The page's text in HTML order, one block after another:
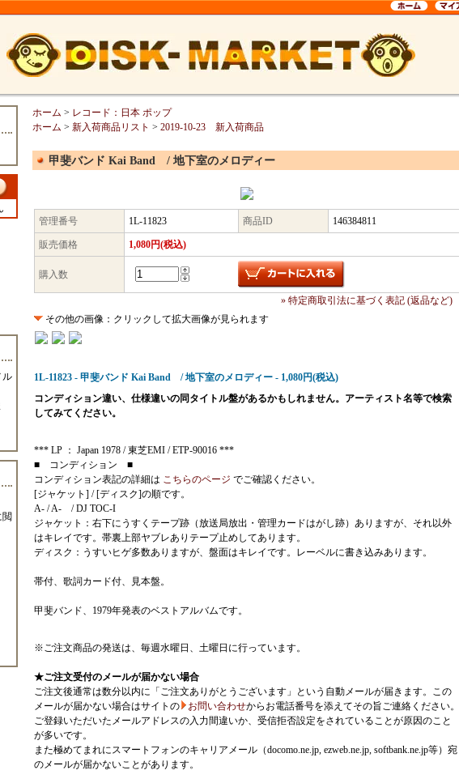
ル
閲
ホーム > レコード：日本 ポップ
ホーム > 新入荷商品リスト > 2019-10-23 新入荷商品
甲斐バンド Kai Band / 地下室のメロディー
管理番号 1L-11823 商品ID 146384811
販売価格 1,080円(税込)
購入数
» 特定商取引法に基づく表記 (返品など)
その他の画像：クリックして拡大画像が見られます
1L-11823 - 甲斐バンド Kai Band / 地下室のメロディー - 1,080円(税込)
コンディション違い、仕様違いの同タイトル盤があるかもしれません。アーティスト名等で検索
してみてください。
*** LP ： Japan 1978 / 東芝EMI / ETP-90016 ***
■ コンディション ■
コンディション表記の詳細は こちらのページ でご確認ください。
[ジャケット] / [ディスク]の順です。
A- / A- / DJ TOC-I
ジャケット：右下にうすくテープ跡（放送局放出・管理カードはがし跡）ありますが、それ以外
はキレイです。帯裏上部ヤブレありテープ止めしてあります。
ディスク：うすいヒゲ多数ありますが、盤面はキレイです。レーベルに書き込みあります。
帯付、歌詞カード付、見本盤。
甲斐バンド、1979年発表のベストアルバムです。
※ご注文商品の発送は、毎週水曜日、土曜日に行っています。
★ご注文受付のメールが届かない場合
ご注文後通常は数分以内に「ご注文ありがとうございます」という自動メールが届きます。この
メールが届かない場合はサイトの
お問い合わせからお電話番号を添えてその旨ご連絡ください。
ご登録いただいたメールアドレスの入力間違いか、受信拒否設定をされていることが原因のこと
が多いです。
また極めてまれにスマートフォンのキャリアメール（docomo.ne.jp, ezweb.ne.jp, softbank.ne.jp等）宛
のメールが届かないことがあります。